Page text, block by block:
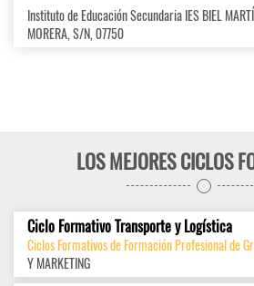
Instituto de Educación Secundaria IES BIEL
MORERA, S/N, 07750
LOS MEJORES CICLOS
Ciclo Formativo Transporte y Logística
Ciclos Formativos de Formación Profesional de
Y MARKETING